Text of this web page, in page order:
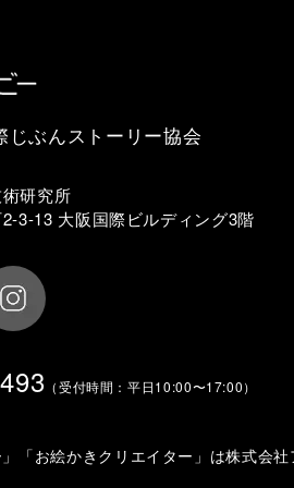
じぶんストーリー協会
研究所
3-13 大阪国際ビルディング3階
（受付時間：平日10:00〜17:00）
「お絵かきクリエイター」は株式会